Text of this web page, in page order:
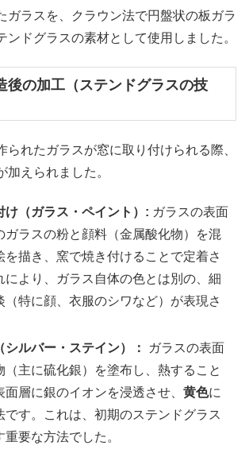
ラスを、クラウン法で円盤状の板ガラ
ンドグラスの素材として使用しました。
後の加工（ステンドグラスの技
れたガラスが窓に取り付けられる際、
加えられました。
け（ガラス・ペイント）: ガラスの表面
ガラスの粉と顔料（金属酸化物）を混
を描き、窯で焼き付けることで定着さ
により、ガラス自体の色とは別の、細
（特に顔、衣服のシワなど）が表現さ
シルバー・ステイン）：
ガラスの表面
（主に硫化銀）を塗布し、熱すること
面層に銀のイオンを浸透させ、黄色に
です。これは、初期のステンドグラス
要な方法でした。